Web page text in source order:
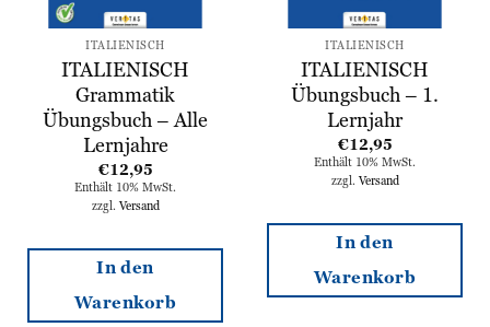
ITALIENISCH
ITALIENISCH
Grammatik
Übungsbuch – Alle
Lernjahre
€12,95
Enthält 10% MwSt.
zzgl. Versand
In den
Warenkorb
ITALIENISCH
ITALIENISCH
Übungsbuch – 1.
Lernjahr
€12,95
Enthält 10% MwSt.
zzgl. Versand
In den
Warenkorb